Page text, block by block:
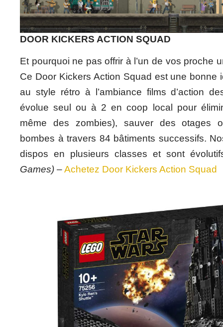
DOOR KICKERS ACTION SQUAD
Et pourquoi ne pas offrir à l’un de vos proche
Ce Door Kickers Action Squad est une bonne
au style rétro à l’ambiance films d’action
évolue seul ou à 2 en coop local pour
même des zombies), sauver des otages
bombes à travers 84 bâtiments successifs.
dispos en plusieurs classes et sont
Games) –Achetez Door Kickers Action Squad